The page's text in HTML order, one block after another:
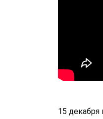
15 декабря